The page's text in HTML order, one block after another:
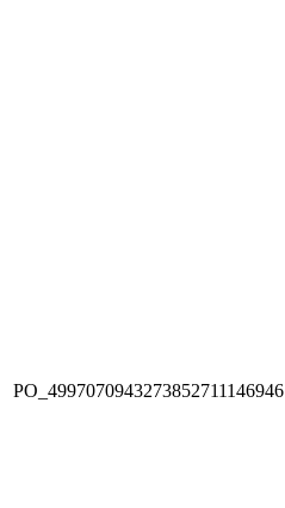
PO_4997070943273852711146946